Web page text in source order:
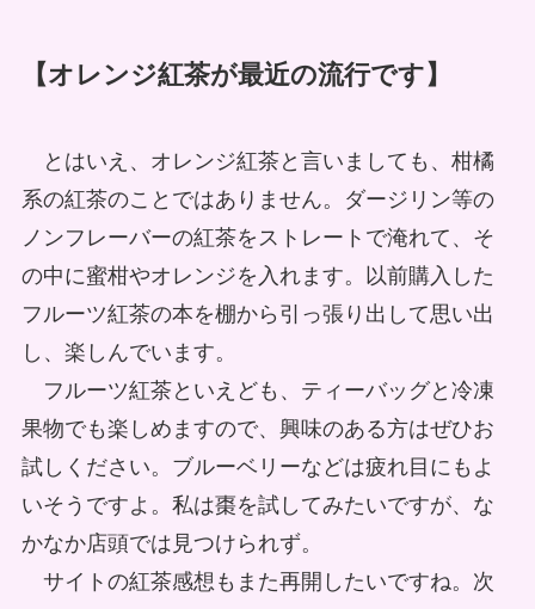
【オレンジ紅茶が最近の流行です】
とはいえ、オレンジ紅茶と言いましても、柑橘
系の紅茶のことではありません。ダージリン等の
ノンフレーバーの紅茶をストレートで淹れて、そ
の中に蜜柑やオレンジを入れます。以前購入した
フルーツ紅茶の本を棚から引っ張り出して思い出
し、楽しんでいます。
フルーツ紅茶といえども、ティーバッグと冷凍
果物でも楽しめますので、興味のある方はぜひお
試しください。ブルーベリーなどは疲れ目にもよ
いそうですよ。私は棗を試してみたいですが、な
かなか店頭では見つけられず。
サイトの紅茶感想もまた再開したいですね。次